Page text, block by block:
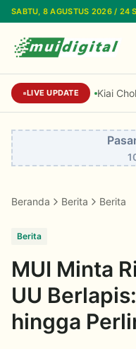
Lewati ke konten utama
SABTU, 8 AGUSTUS 2026 / 24
LIVE UPDATE Kiai
Beranda Berita Berita
Berita
MUI Minta
UU
hingga